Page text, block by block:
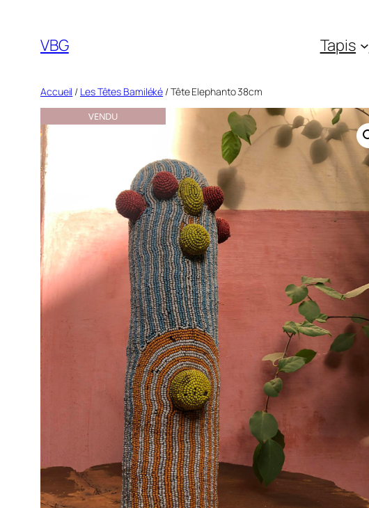
contenu
VBG Tapis
Accueil / Les Têtes Bamiléké / Tête Elephanto 38cm
VENDU